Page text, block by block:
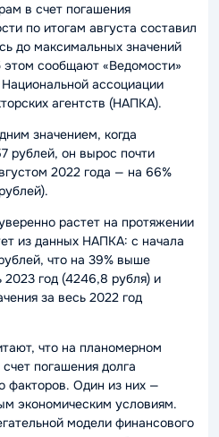
в счет погашения
по итогам августа составил
до максимальных значений
этом сообщают «Ведомости»
ассоциации
агентств (НАПКА).
значением, когда
рублей, он вырос почти
2022 года — на 66%
растет на протяжении
из данных НАПКА: с начала
что на 39% выше
2023 год (4246,8 рубля) и
за весь 2022 год
что на планомерном
погашения долга
факторов. Один из них —
экономическим условиям.
модели финансового